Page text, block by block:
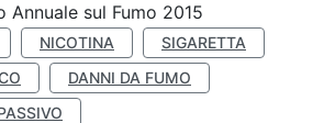
Annuale sul Fumo 2015
NICOTINA
SIGARETTA
DANNI DA FUMO